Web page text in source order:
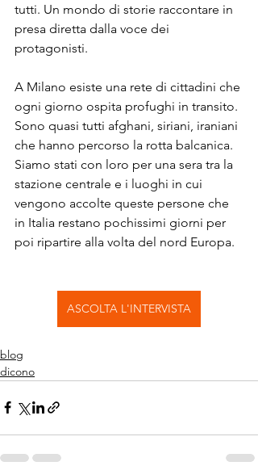
tutti. Un mondo di storie raccontare in
presa diretta dalla voce dei
protagonisti.
A Milano esiste una rete di cittadini che
ogni giorno ospita profughi in transito.
Sono quasi tutti afghani, siriani, iraniani
che hanno percorso la rotta balcanica.
Siamo stati con loro per una sera tra la
stazione centrale e i luoghi in cui
vengono accolte queste persone che
in Italia restano pochissimi giorni per
poi ripartire alla volta del nord Europa.
ASCOLTA L'INTERVISTA
blog
dicono